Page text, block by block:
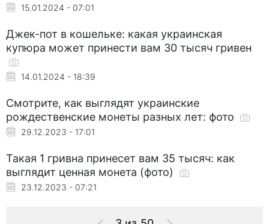
15.01.2024 - 07:01
Джек-пот в кошельке: какая украинская
купюра может принести вам 30 тысяч гривен
14.01.2024 - 18:39
Смотрите, как выглядят украинские
рождественские монеты разных лет: фото
29.12.2023 - 17:01
Такая 1 гривна принесет вам 35 тысяч: как
выглядит ценная монета (фото)
23.12.2023 - 07:21